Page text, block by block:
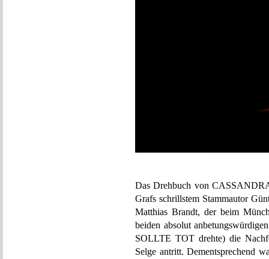
Das Drehbuch von
Grafs schrillstem Stammautor
Matthias Brandt, der beim
beiden absolut
SOLLTE TOT drehte) die
Selge antritt. Dementsprechend